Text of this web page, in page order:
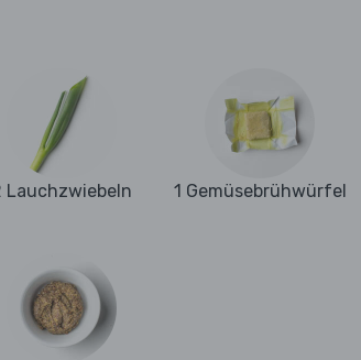
Lauchzwiebeln 1 Gemüsebrühwürfel